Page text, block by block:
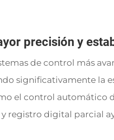
precisión y
de control más
significativamente la
el control automático
registro digital parcial